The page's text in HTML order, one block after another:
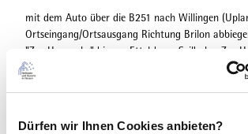
Dürfen wir Ihnen Cookies anbieten?
mit dem Auto über die B251 nach Willingen
Ortseingang/Ortsausgang Richtung Brilon
"Zur Hoppecke" bis zur Ettelsberg-Seilbahn, Zur